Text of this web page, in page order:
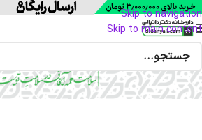
Skip to navigation
Skip to main content